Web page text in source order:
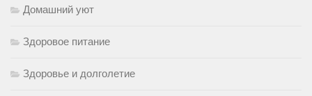
Домашний уют
Здоровое питание
Здоровье и долголетие